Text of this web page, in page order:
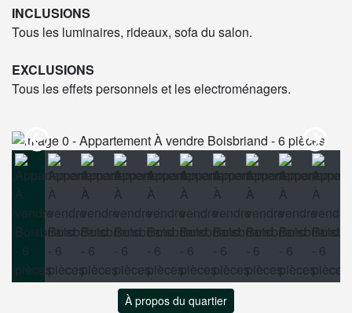
INCLUSIONS
Tous les luminaires, rideaux, sofa du salon.
EXCLUSIONS
Tous les effets personnels et les electroménagers.
À propos du quartier